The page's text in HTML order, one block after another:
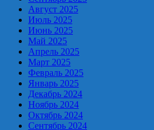
Август 2025
Июль 2025
Июнь 2025
Май 2025
Апрель 2025
Март 2025
Февраль 2025
Январь 2025
Декабрь 2024
Ноябрь 2024
Октябрь 2024
Сентябрь 2024